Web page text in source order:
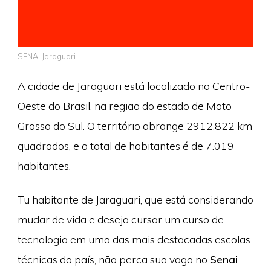
SENAI Jaraguari
A cidade de Jaraguari está localizado no Centro-
Oeste do Brasil, na região do estado de Mato
Grosso do Sul. O território abrange 2912.822 km
quadrados, e o total de habitantes é de 7.019
habitantes.
Tu habitante de Jaraguari, que está considerando
mudar de vida e deseja cursar um curso de
tecnologia em uma das mais destacadas escolas
técnicas do país, não perca sua vaga no Senai